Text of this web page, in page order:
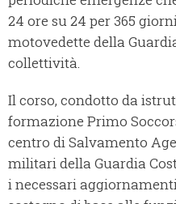
24 ore su 24 per 365
motovedette della
collettività.
Il corso, condotto da
formazione Primo
centro di Salvamento
militari della Guardia
i necessari